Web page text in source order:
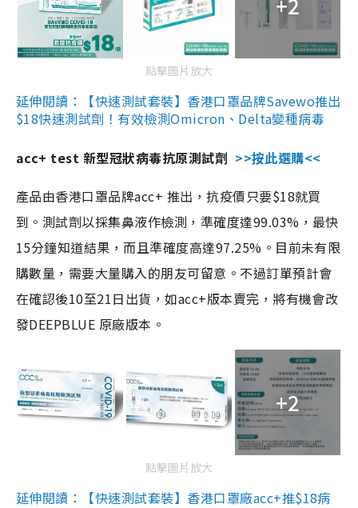
點擊圖片放大
延伸閱讀：【快速測試套裝】香港口罩品牌Savewo推出
$18快速測試劑！有效檢測Omicron、Delta變種病毒
acc+ test 新型冠狀病毒抗原測試劑 >>按此選購<<
產品由香港口罩品牌acc+ 推出，抗疫價只要$18就買
到。測試劑以採集鼻液作檢測，準確度達99.03%，最快
15分鐘知道結果，而且準確度高達97.25%。目前未有限
購數量，需要大量購入的朋友可留意。不過訂單預計會
在確認後10至21日出貨，如acc+版本賣完，將有機會改
發DEEPBLUE 原廠版本。
+2
點擊圖片放大
延伸閱讀：【快速測試套裝】香港口罩廠acc+推$18病